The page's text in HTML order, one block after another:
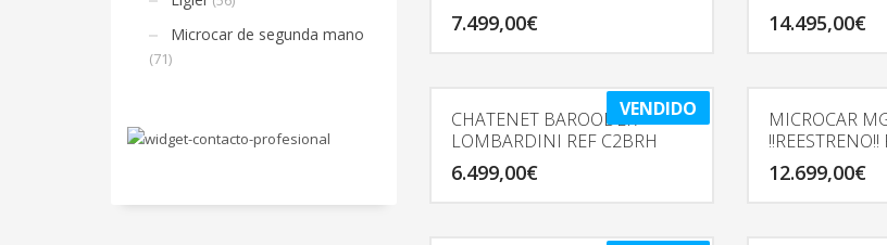
7.499,00€ 14.495,00€
VENDIDO
CHATENET BAROODER
LOMBARDINI REF C2BRH
6.499,00€
MICROCAR
12.699,00€
Microcar de segunda mano
(71)